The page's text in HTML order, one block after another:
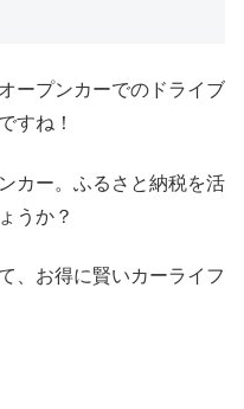
ープンカーでのドライブ
すね！
カー。ふるさと納税を活
うか？
、お得に賢いカーライフ